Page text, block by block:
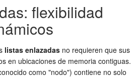
flexibilidad
listas enlazadas no requieren que sus
en ubicaciones de memoria contiguas.
como "nodo") contiene no solo